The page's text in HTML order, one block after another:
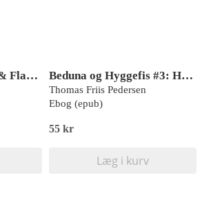
Flix & Flax #3: Flix & Flax og Mik Beduna og Hyggefis #3: Hyggefis møder et uhyre (LYT & LÆS)
Thomas Friis Pedersen
Ebog (epub)
55 kr
Læg i kurv